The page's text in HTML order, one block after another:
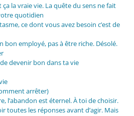
ça la vraie vie. La quête du sens ne fait
quotidien
ce dont vous avez besoin c’est de
bon employé, pas à être riche. Désolé.
devenir bon dans ta vie
arrêter)
l’abandon est éternel. À toi de choisir.
toutes les réponses avant d’agir. Mais